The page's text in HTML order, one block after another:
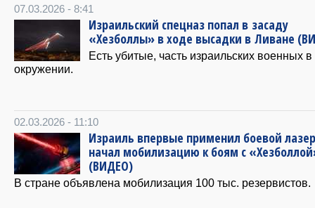
07.03.2026 - 8:41
Израильский спецназ попал в засаду
«Хезболлы» в ходе высадки в Ливане
Есть убитые, часть израильских военных в
окружении.
02.03.2026 - 11:10
Израиль впервые применил боевой
начал мобилизацию к боям с
(ВИДЕО)
В стране объявлена мобилизация 100 тыс. резервистов.